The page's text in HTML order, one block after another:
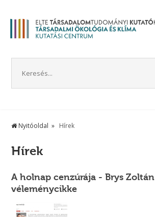
Nyitóoldal Hírek
Hírek
A holnap cenzúrája - Brys Zoltán
véleménycikke